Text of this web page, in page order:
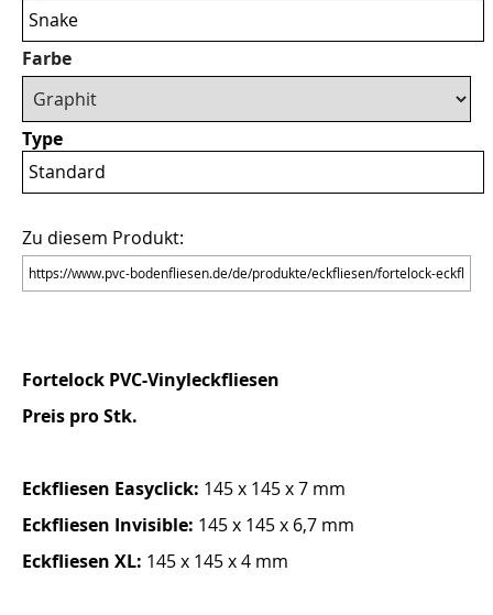
Snake
Farbe
Type
Standard
Zu diesem Produkt:
Fortelock PVC-Vinyleckfliesen
Preis pro Stk.
Eckfliesen Easyclick: 145 x 145 x 7 mm
Eckfliesen Invisible: 145 x 145 x 6,7 mm
Eckfliesen XL: 145 x 145 x 4 mm